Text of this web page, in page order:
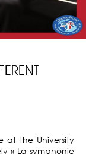
at the University
« La symphonie